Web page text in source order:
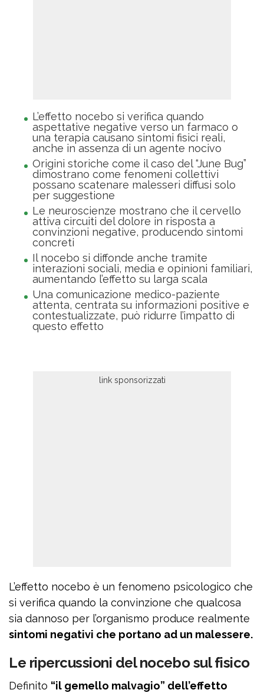
L’effetto nocebo si verifica quando
aspettative negative verso un farmaco o
una terapia causano sintomi fisici reali,
anche in assenza di un agente nocivo
Origini storiche come il caso del “June Bug”
dimostrano come fenomeni collettivi
possano scatenare malesseri diffusi solo
per suggestione
Le neuroscienze mostrano che il cervello
attiva circuiti del dolore in risposta a
convinzioni negative, producendo sintomi
concreti
Il nocebo si diffonde anche tramite
interazioni sociali, media e opinioni familiari,
aumentando l’effetto su larga scala
Una comunicazione medico-paziente
attenta, centrata su informazioni positive e
contestualizzate, può ridurre l’impatto di
questo effetto
L’effetto nocebo è un fenomeno psicologico che
si verifica quando la convinzione che qualcosa
sia dannoso per l’organismo produce realmente
sintomi negativi che portano ad un malessere.
Le ripercussioni del nocebo sul fisico
Definito “il gemello malvagio” dell’effetto